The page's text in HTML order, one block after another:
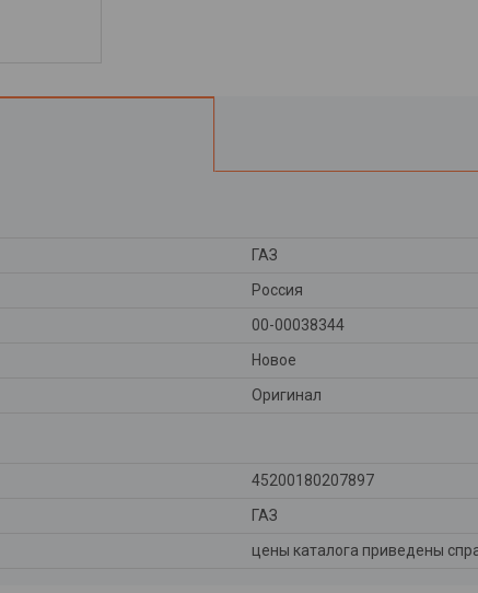
ГАЗ
Россия
00-00038344
Новое
Оригинал
45200180207897
ГАЗ
цены каталога приведены